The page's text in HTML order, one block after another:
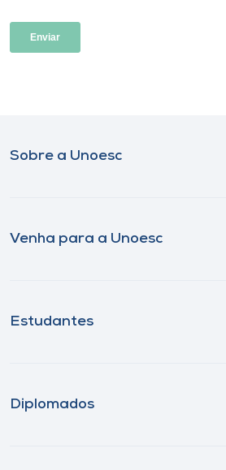
Sobre a Unoesc
Venha para a Unoesc
Estudantes
Diplomados